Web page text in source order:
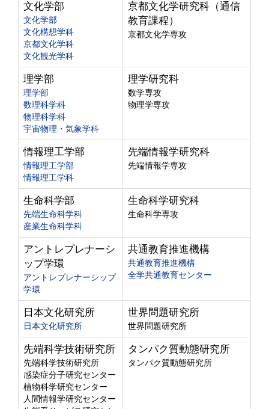
文化学部
文化学部
文化構想学科
京都文化学科
文化観光学科
京都文化学研究科（通信
教育課程）
京都文化学専攻
理学部
理学部
数理科学科
物理科学科
宇宙物理・気象学科
理学研究科
数学専攻
物理学専攻
情報理工学部
情報理工学部
情報理工学科
先端情報学研究科
先端情報学専攻
生命科学部
先端生命科学科
産業生命科学科
生命科学研究科
生命科学専攻
アントレプレナーシ
ップ学環
アントレプレナーシップ
学環
共通教育推進機構
共通教育推進機構
全学共通教育センター
日本文化研究所
日本文化研究所
世界問題研究所
世界問題研究所
先端科学技術研究所
先端科学技術研究所
感染症分子研究センター
植物科学研究センター
人間情報学研究センター
タンパク質動態研究所
タンパク質動態研究所